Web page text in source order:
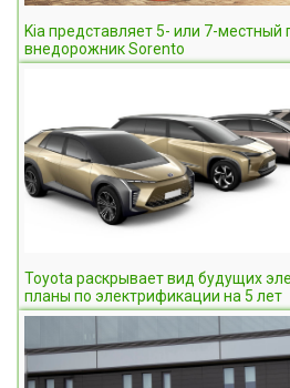
Kia представляет 5- или 7-местный
внедорожник Sorento
Toyota раскрывает вид будущих
планы по электрификации на 5 лет